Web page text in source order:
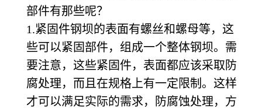
部件有那些呢？
1.紧固件钢坝的表面有螺丝和螺母等，这
些可以紧固部件，组成一个整体钢坝。需
要注意，这些紧固件，表面都应该采取防
腐处理，而且在规格上有一定限制。这样
才可以满足实际的需求，防腐蚀处理，方